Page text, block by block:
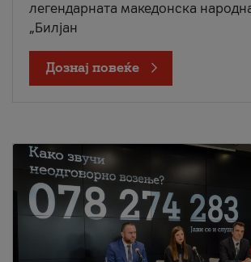
легендарната македонска
„Билјан
Дознај повеќе